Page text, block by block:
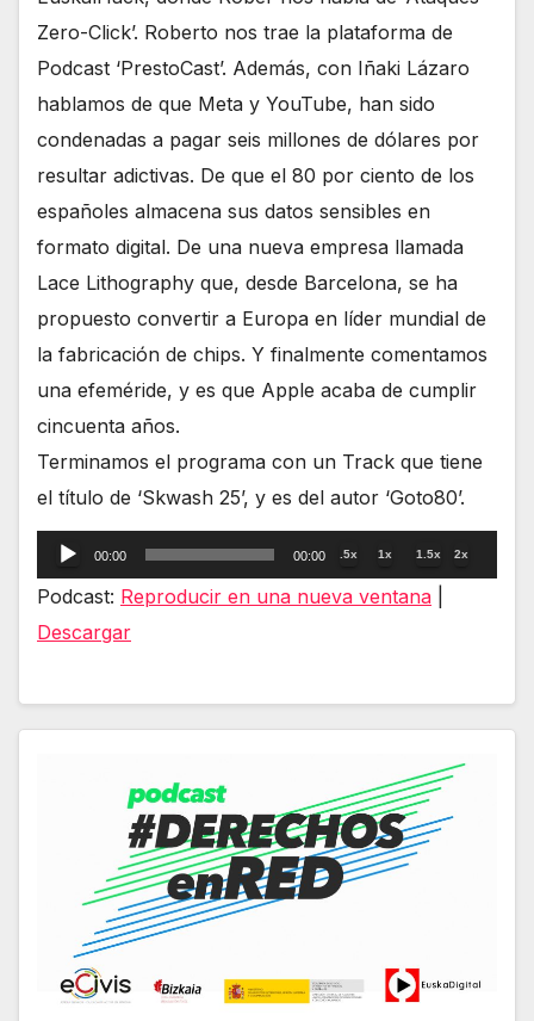
Zero-Click’. Roberto nos trae la plataforma de
Podcast ‘PrestoCast’. Además, con Iñaki Lázaro
hablamos de que Meta y YouTube, han sido
condenadas a pagar seis millones de dólares por
resultar adictivas. De que el 80 por ciento de los
españoles almacena sus datos sensibles en
formato digital. De una nueva empresa llamada
Lace Lithography que, desde Barcelona, se ha
propuesto convertir a Europa en líder mundial de
la fabricación de chips. Y finalmente comentamos
una efeméride, y es que Apple acaba de cumplir
cincuenta años.
Terminamos el programa con un Track que tiene
el título de ‘Skwash 25’, y es del autor ‘Goto80’.
Reproductor
de
00:00 00:00 .5x 1x 1.5x 2x
Podcast: Reproducir en una nueva ventana
Descargar